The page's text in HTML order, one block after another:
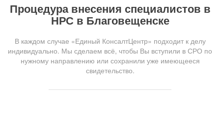
Процедура внесения специалистов в
НРС в Благовещенске
В каждом случае «Единый КонсалтЦентр» подходит к делу
индивидуально. Мы сделаем всё, чтобы Вы вступили в СРО по
нужному направлению или сохранили уже имеющееся
свидетельство.